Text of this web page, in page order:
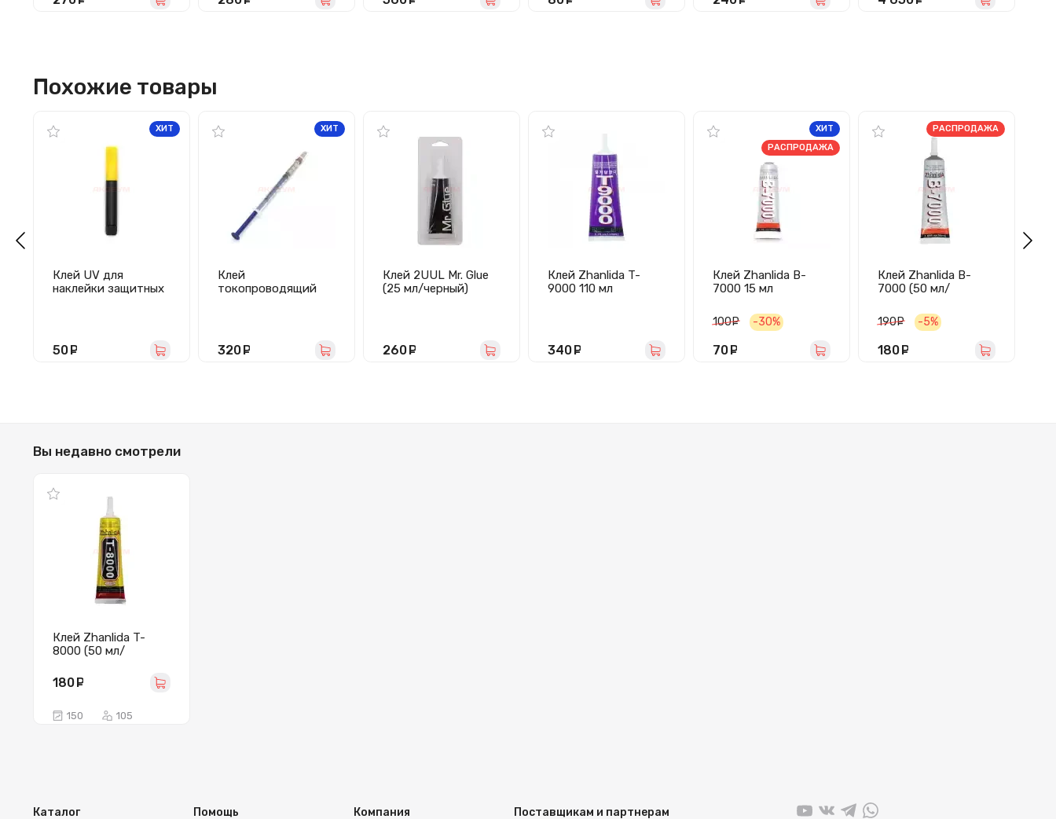
Похожие товары
Клей UV для
наклейки защитных
ХИТ
50
Клей
токопроводящий
ХИТ
320
Клей 2UUL Mr. Glue
(25 мл/черный)
260
Клей Zhanlida T-
9000 110 мл
340
Клей Zhanlida B-
7000 15 мл
ХИТ
РАСПРОДАЖА
100 руб.
-30%
70
Клей Zhanlida B-
7000 (50 мл/
РАСПРОДАЖА
190 руб.
-5%
180
Вы недавно смотрели
Клей Zhanlida T-
8000 (50 мл/
180
150 105
Каталог Помощь Компания Поставщикам и партнерам